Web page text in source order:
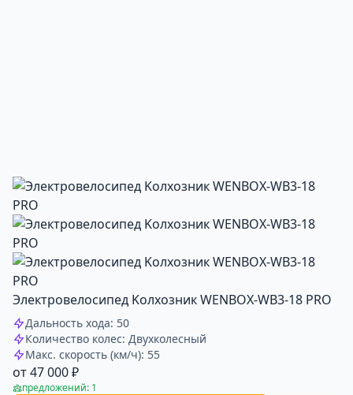
Электровелосипед Kолхозник WENBOX-WB3-18 PRO
Дальность хода: 50
Количество колес: Двухколесный
Макс. скорость (км/ч): 55
от 47 000 ₽
предложений: 1